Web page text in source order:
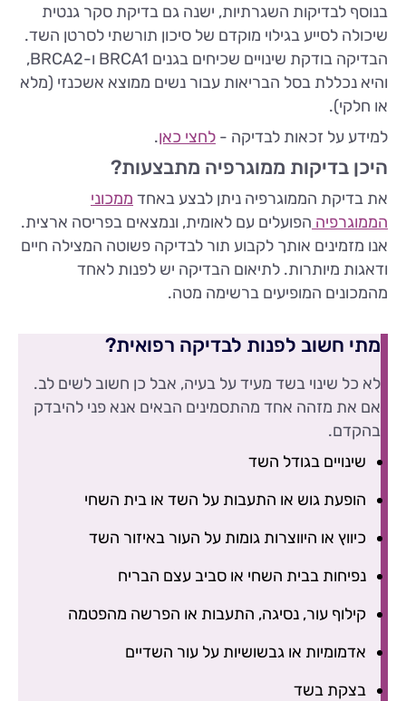
בנוסף לבדיקות השגרתיות, ישנה גם בדיקת סקר גנטית
שיכולה לסייע בגילוי מוקדם של סיכון תורשתי לסרטן השד.
הבדיקה בודקת שינויים שכיחים בגנים BRCA1 ו-BRCA2,
והיא נכללת בסל הבריאות עבור נשים ממוצא אשכנזי (מלא
או חלקי).
למידע על זכאות לבדיקה - לחצי כאן.
היכן בדיקות ממוגרפיה מתבצעות?
את בדיקת הממוגרפיה ניתן לבצע באחד ממכוני
הממוגרפיה הפועלים עם לאומית, ונמצאים בפריסה ארצית.
אנו מזמינים אותך לקבוע תור לבדיקה פשוטה המצילה חיים
ודאגות מיותרות. לתיאום הבדיקה יש לפנות לאחד
מהמכונים המופיעים ברשימה מטה.
מתי חשוב לפנות לבדיקה רפואית?
לא כל שינוי בשד מעיד על בעיה, אבל כן חשוב לשים לב.
אם את מזהה אחד מהתסמינים הבאים אנא פני להיבדק
בהקדם.
שינויים בגודל השד
הופעת גוש או התעבות על השד או בית השחי
כיווץ או היווצרות גומות על העור באיזור השד
נפיחות בבית השחי או סביב עצם הבריח
קילוף עור, נסיגה, התעבות או הפרשה מהפטמה
אדמומיות או גבשושיות על עור השדיים
בצקת בשד